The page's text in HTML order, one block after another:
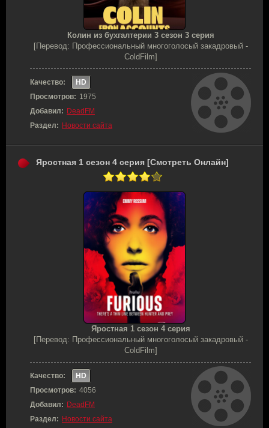
Колин из бухгалтерии 3 сезон 3 серия
[Перевод: Профессиональный многоголосый закадровый -
ColdFilm]
Качество:
HD
Просмотров: 1975
Добавил: DeadFM
Раздел: Новости сайта
Яростная 1 сезон 4 серия [Смотреть Онлайн]
Яростная 1 сезон 4 серия
[Перевод: Профессиональный многоголосый закадровый -
ColdFilm]
Качество:
HD
Просмотров: 4056
Добавил: DeadFM
Раздел: Новости сайта